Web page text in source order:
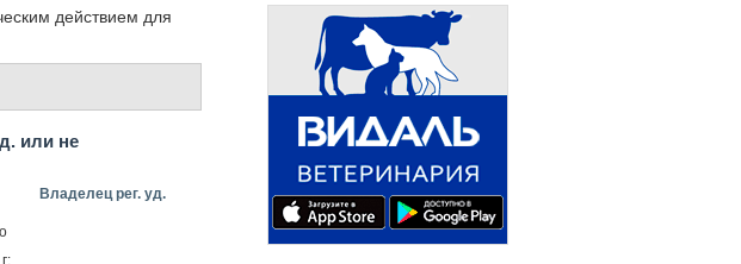
действием для
или не
Владелец рег. уд.